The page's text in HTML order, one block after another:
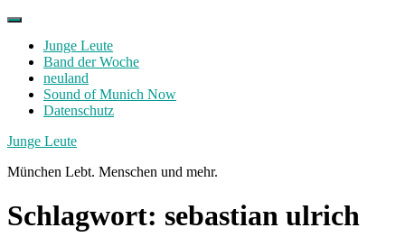
Skip
contentJunge Leute
Band der Woche
neuland
Sound of Munich Now
Datenschutz
Facebook
Twitter
Instagram
Junge Leute
München Lebt. Menschen und mehr.
Schlagwort: sebastian ulrich